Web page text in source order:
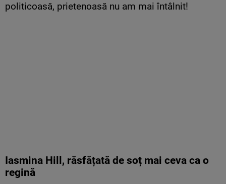
politicoasă, prietenoasă nu am mai întâlnit!
Iasmina Hill, răsfățată de soț mai ceva ca o
regină